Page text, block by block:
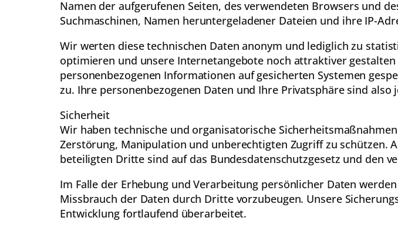
Namen der aufgerufenen Seiten, des verwendeten Browsers und
Suchmaschinen, Namen heruntergeladener Dateien und ihre IP-
Wir werten diese technischen Daten anonym und lediglich zu
optimieren und unsere Internetangebote noch attraktiver
personenbezogenen Informationen auf gesicherten Systemen
zu. Ihre personenbezogenen Daten und Ihre Privatsphäre sind also
Sicherheit
Wir haben technische und organisatorische
Zerstörung, Manipulation und unberechtigten Zugriff zu schützen.
beteiligten Dritte sind auf das Bundesdatenschutzgesetz und den
Im Falle der Erhebung und Verarbeitung persönlicher Daten
Missbrauch der Daten durch Dritte vorzubeugen. Unsere
Entwicklung fortlaufend überarbeitet.